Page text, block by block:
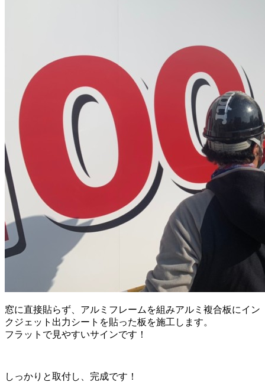
窓に直接貼らず、アルミフレームを組みアルミ複合板にイン
クジェット出力シートを貼った板を施工します。
フラットで見やすいサインです！
しっかりと取付し、完成です！